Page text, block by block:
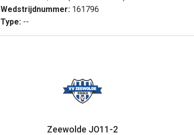
Wedstrijdnummer: 161796
Type: --
Zeewolde JO11-2